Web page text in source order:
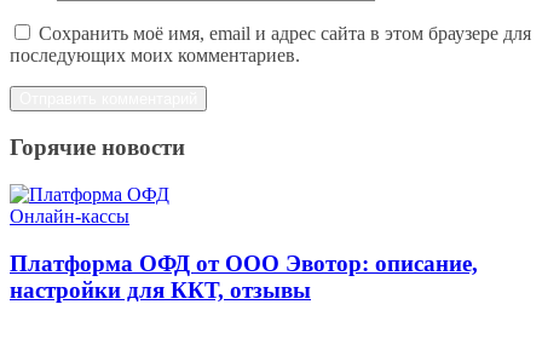
Сохранить моё имя, email и адрес сайта в этом браузере для
последующих моих комментариев.
Горячие новости
Онлайн-кассы
Платформа ОФД от ООО Эвотор: описание,
настройки для ККТ, отзывы